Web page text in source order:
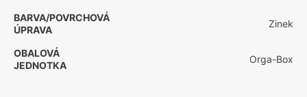
BARVA/POVRCHOVÁ
ÚPRAVA
Zinek
OBALOVÁ
JEDNOTKA
Orga-Box